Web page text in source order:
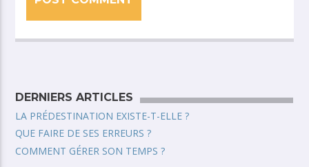
DERNIERS ARTICLES
LA PRÉDESTINATION EXISTE-T-ELLE ?
QUE FAIRE DE SES ERREURS ?
COMMENT GÉRER SON TEMPS ?